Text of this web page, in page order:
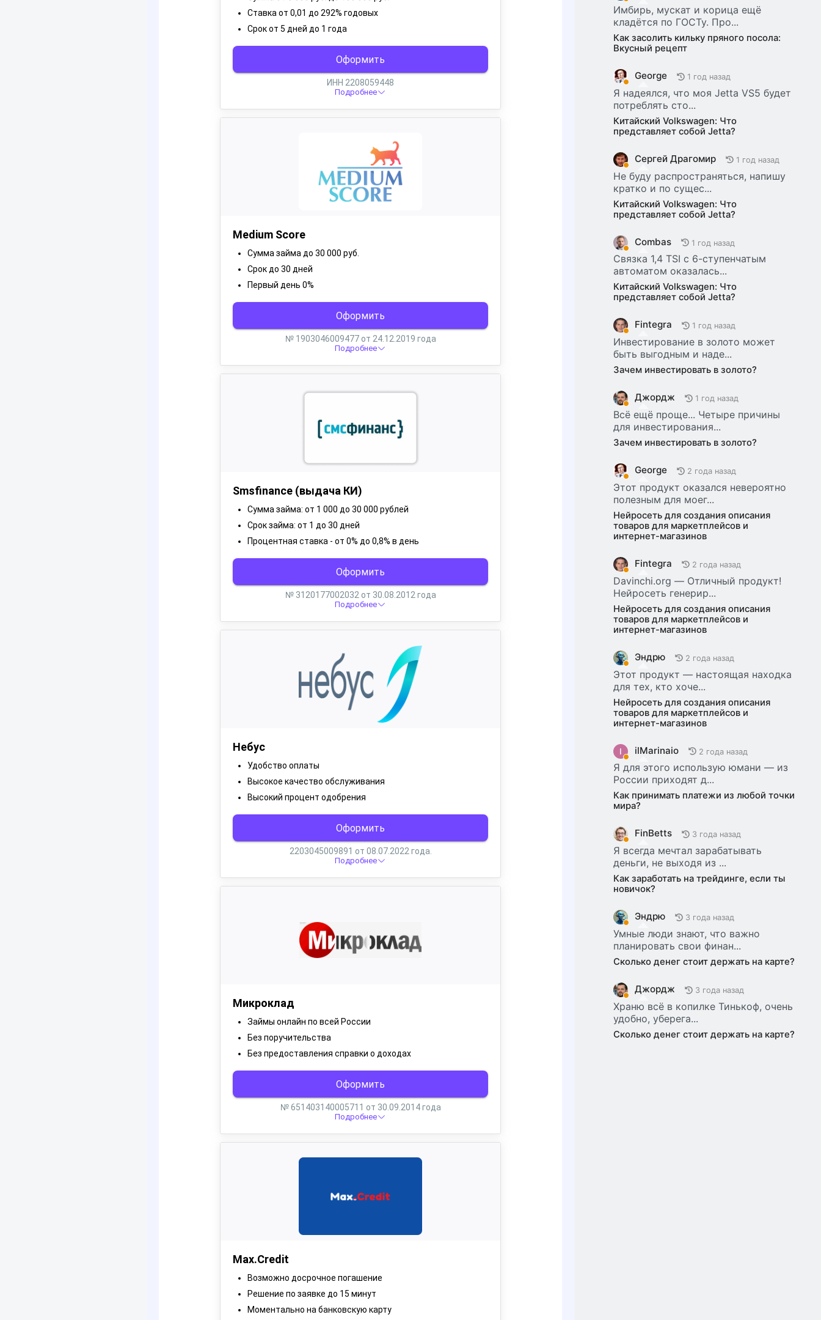
Имбирь, мускат и корица ещё
кладётся по ГОСТу. Про...
Как засолить кильку пряного посола:
Вкусный рецепт
George 1 год назад
Я надеялся, что моя Jetta VS5 будет
потреблять сто...
Китайский Volkswagen: Что
представляет собой Jetta?
Сергей Драгомир 1 год назад
Не буду распространяться, напишу
кратко и по сущес...
Китайский Volkswagen: Что
представляет собой Jetta?
Combas 1 год назад
Связка 1,4 TSI с 6-ступенчатым
автоматом оказалась...
Китайский Volkswagen: Что
представляет собой Jetta?
Fintegra 1 год назад
Инвестирование в золото может
быть выгодным и наде...
Зачем инвестировать в золото?
Джордж 1 год назад
Всё ещё проще... Четыре причины
для инвестирования...
Зачем инвестировать в золото?
George 2 года назад
Этот продукт оказался невероятно
полезным для моег...
Нейросеть для создания описания
товаров для маркетплейсов и
интернет-магазинов
Fintegra 2 года назад
Davinchi.org — Отличный продукт!
Нейросеть генерир...
Нейросеть для создания описания
товаров для маркетплейсов и
интернет-магазинов
Эндрю 2 года назад
Этот продукт — настоящая находка
для тех, кто хоче...
Нейросеть для создания описания
товаров для маркетплейсов и
интернет-магазинов
I ilMarinaio 2 года назад
Я для этого использую юмани — из
России приходят д...
Как принимать платежи из любой точки
мира?
FinBetts 3 года назад
Я всегда мечтал зарабатывать
деньги, не выходя из ...
Как заработать на трейдинге, если ты
новичок?
Эндрю 3 года назад
Умные люди знают, что важно
планировать свои финан...
Сколько денег стоит держать на карте?
Джордж 3 года назад
Храню всё в копилке Тинькоф, очень
удобно, уберега...
Сколько денег стоит держать на карте?